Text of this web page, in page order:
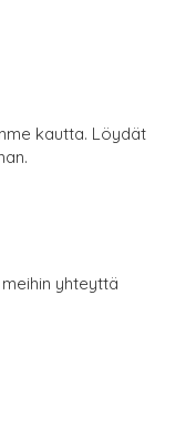
kautta. Löydät
yhteyttä